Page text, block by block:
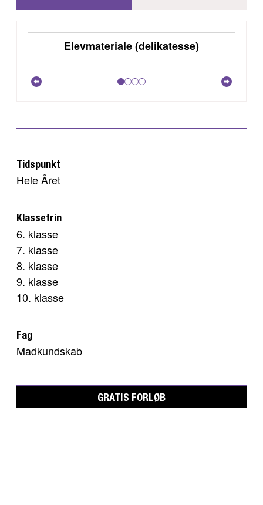
VIS
Elevmateriale (delikatesse)
Tidspunkt
Hele Året
Klassetrin
6. klasse
7. klasse
8. klasse
9. klasse
10. klasse
Fag
Madkundskab
GRATIS FORLØB